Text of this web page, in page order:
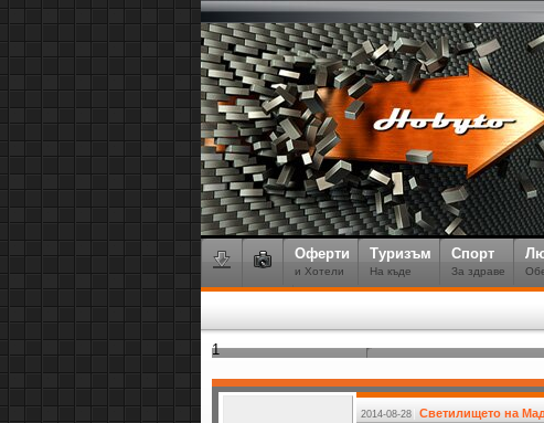
Оферти
и Хотели
Туризъм
На къде
Спорт
За здраве
1
2014-08-28 Светилището на